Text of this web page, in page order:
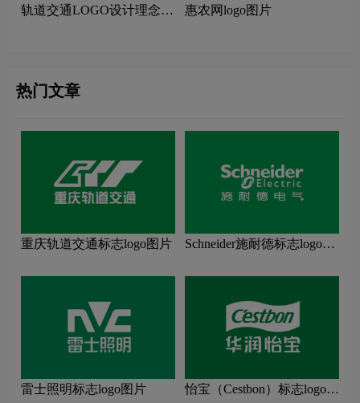
轨道交通LOGO设计理念解
惠农网logo图片
热门文章
重庆轨道交通标志logo图片
Schneider施耐德标志logo图
雷士照明标志logo图片
怡宝（Cestbon）标志logo图